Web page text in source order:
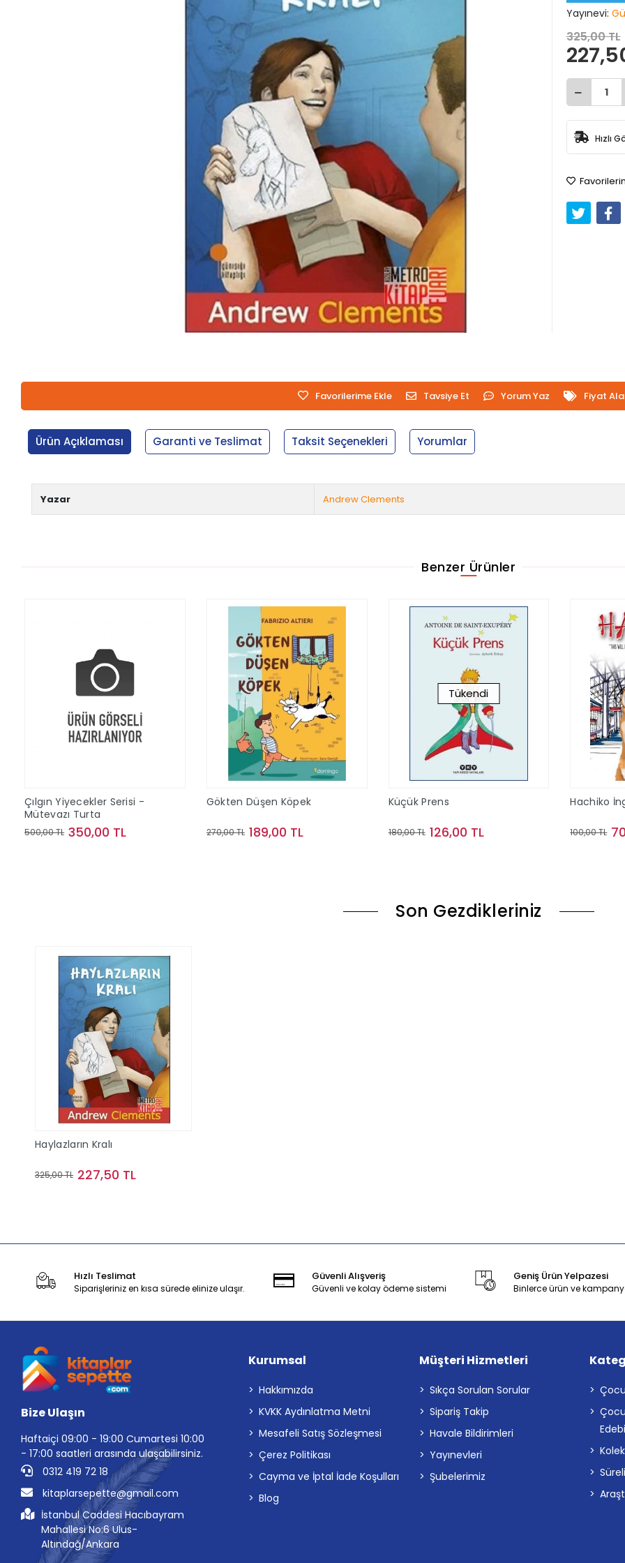
Yayınevi:
325,00 TL
Hızlı
Favorilerime Ekle Tavsiye Et Yorum Yaz Fiyat
Ürün Açıklaması Garanti ve Teslimat Taksit Seçenekleri Yorumlar
Yazar Andrew Clements
Benzer Ürünler
Çılgın Yiyecekler Serisi -
Mütevazı Turta
500,00 TL 350,00 TL
Gökten Düşen Köpek
270,00 TL 189,00 TL
Tükendi
Küçük Prens
180,00 TL 126,00 TL
Hachiko
100,00 TL
Son Gezdikleriniz
Haylazların Kralı
325,00 TL 227,50 TL
Hızlı Teslimat
Siparişleriniz en kısa sürede elinize ulaşır.
Güvenli Alışveriş
Güvenli ve kolay ödeme sistemi
Geniş Ürün Yelpazesi
Binlerce ürün ve
Bize Ulaşın
Haftaiçi 09:00 - 19:00 Cumartesi 10:00
- 17:00 saatleri arasında ulaşabilirsiniz.
0312 419 72 18
kitaplarsepette@gmail.com
İstanbul Caddesi Hacıbayram
Mahallesi No:6 Ulus-
Altındağ/Ankara
Kurumsal
Hakkımızda
KVKK Aydınlatma Metni
Mesafeli Satış Sözleşmesi
Çerez Politikası
Cayma ve İptal İade Koşulları
Blog
Müşteri Hizmetleri
Sıkça Sorulan Sorular
Sipariş Takip
Havale Bildirimleri
Yayınevleri
Şubelerimiz